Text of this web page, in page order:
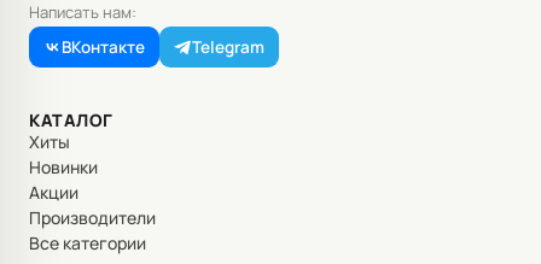
Написать нам:
ВКонтакте
Telegram
КАТАЛОГ
Хиты
Новинки
Акции
Производители
Все категории